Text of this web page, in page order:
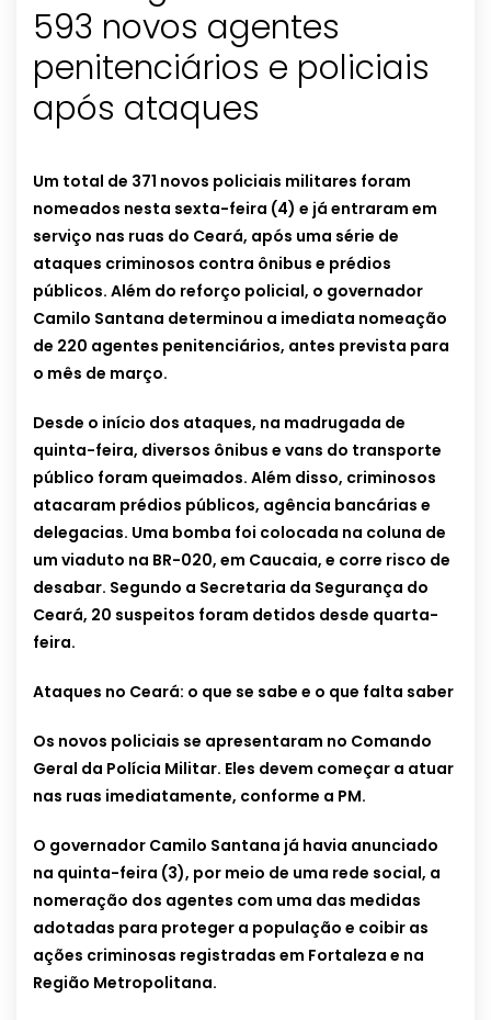
593 novos agentes
penitenciários e policiais
após ataques
Um total de 371 novos policiais militares foram
nomeados nesta sexta-feira (4) e já entraram em
serviço nas ruas do Ceará, após uma série de
ataques criminosos contra ônibus e prédios
públicos. Além do reforço policial, o governador
Camilo Santana determinou a imediata nomeação
de 220 agentes penitenciários, antes prevista para
o mês de março.
Desde o início dos ataques, na madrugada de
quinta-feira, diversos ônibus e vans do transporte
público foram queimados. Além disso, criminosos
atacaram prédios públicos, agência bancárias e
delegacias. Uma bomba foi colocada na coluna de
um viaduto na BR-020, em Caucaia, e corre risco de
desabar. Segundo a Secretaria da Segurança do
Ceará, 20 suspeitos foram detidos desde quarta-
feira.
Ataques no Ceará: o que se sabe e o que falta saber
Os novos policiais se apresentaram no Comando
Geral da Polícia Militar. Eles devem começar a atuar
nas ruas imediatamente, conforme a PM.
O governador Camilo Santana já havia anunciado
na quinta-feira (3), por meio de uma rede social, a
nomeração dos agentes com uma das medidas
adotadas para proteger a população e coibir as
ações criminosas registradas em Fortaleza e na
Região Metropolitana.